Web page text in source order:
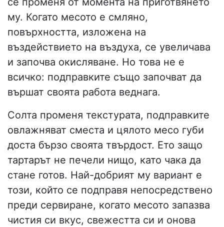
му. Когато месото е смляно,
повърхността, изложена на
въздействието на въздуха, се увеличава
и започва окисляване. Но това не е
всичко: подправките също започват да
вършат своята работа веднага.
Солта променя текстурата, подправките
овлажняват сместа и цялото месо губи
доста бързо своята твърдост. Ето защо
тартарът не печели нищо, като чака да
стане готов. Най-добрият му вариант е
този, който се подправя непосредствено
преди сервиране, когато месото запазва
чистия си вкус, свежестта си и онова